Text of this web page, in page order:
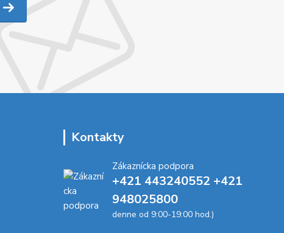
Kontakty
Zákaznícka podpora
+421 443240552 +421
948025800
denne od 9:00-19:00 hod.)